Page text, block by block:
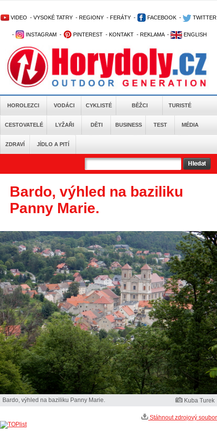
VIDEO - VYSOKÉ TATRY - REGIONY - FERÁTY - FACEBOOK - TWITTER
- INSTAGRAM - PINTEREST - KONTAKT - REKLAMA - ENGLISH
HOROLEZCI VODÁCI CYKLISTÉ BĚŽCI TURISTÉ
CESTOVATELÉ LYŽAŘI DĚTI BUSINESS TEST MÉDIA
ZDRAVÍ JÍDLO A PITÍ
Bardo, výhled na baziliku
Panny Marie.
Bardo, výhled na baziliku Panny Marie. Kuba Turek
Stáhnout zdrojový soubor